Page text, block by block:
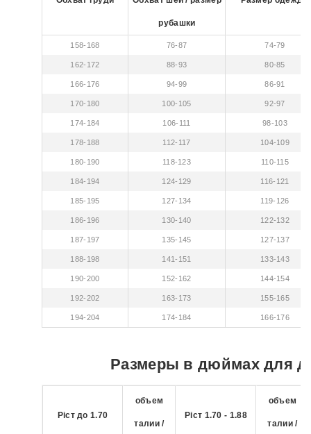
рубашки
158-168 76-87 74-79
162-172 88-93 80-85
166-176 94-99 86-91
170-180 100-105 92-97
174-184 106-111 98-103
178-188 112-117 104-109
180-190 118-123 110-115
184-194 124-129 116-121
185-195 127-134 119-126
186-196 130-140 122-132
187-197 135-145 127-137
188-198 141-151 133-143
190-200 152-162 144-154
192-202 163-173 155-165
194-204 174-184 166-176
Размеры в дюймах для
Ріст до 1.70
объем
талии /
Ріст 1.70 - 1.88
объем
талии /